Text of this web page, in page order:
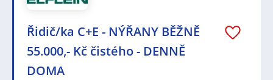
Řidič/ka C+E - NÝŘANY BĚŽNĚ
55.000,- Kč čistého - DENNĚ
DOMA